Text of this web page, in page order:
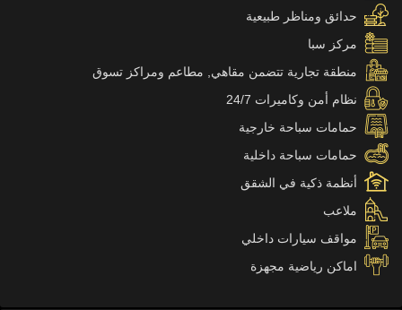
حدائق ومناظر طبيعية
مركز سبا
منطقة تجارية تتضمن مقاهي, مطاعم ومراكز تسوق
نظام أمن وكاميرات 24/7
حمامات سباحة خارجية
حمامات سباحة داخلية
أنظمة ذكية في الشقق
ملاعب
مواقف سيارات داخلي
اماكن رياضية مجهزة